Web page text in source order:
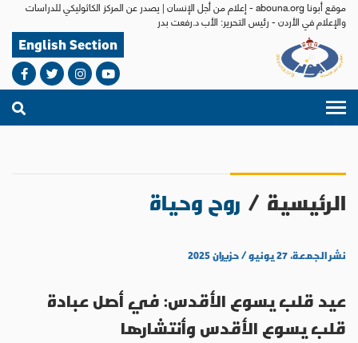
موقع أبونا abouna.org - إعلام من أجل الإنسان | يصدر عن المركز الكاثوليكي للدراسات
والإعلام في الأردن - رئيس التحرير: الأب د.رفعت بدر
English Section
الرئيسية / روح وحياة
نشر الجمعة، ٢٧ يونيو / حزيران ٢٠٢٥
عيد قلب يسوع الأقدس: في أصل عبادة
قلب يسوع الأقدس وأنتشارها